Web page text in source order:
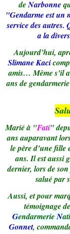
deNarbonne
"Gendarme est un
service des autres.
a la
Aujourd’hui,
Slimane Kaci
amis… Même s’il
ans de
Marié à "Fati"
ans auparavant
le père d’une fille
ans. Il est aussi
dernier, lors de
salué par
Aussi, et pour
témoignage
GendarmerieN
Gonnet,